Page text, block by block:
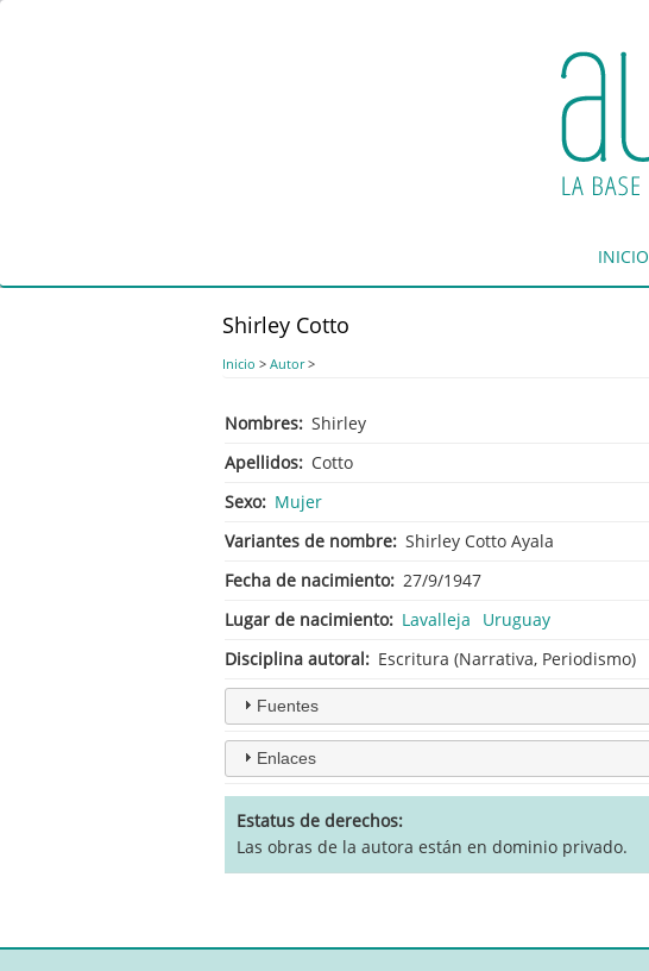
INICIO
Shirley Cotto
Inicio > Autor>
Nombres Shirley
Apellidos
Cotto
Sexo
Mujer
Variantes de nombre Shirley Cotto Ayala
Fecha de nacimiento
27/9/1947
Lugar de nacimiento
Lavalleja
Uruguay
Disciplina autoral
Escritura (Narrativa, Periodismo)
Fuentes
Enlaces
Estatus de derechos
Las obras de la autora están en dominio privado.